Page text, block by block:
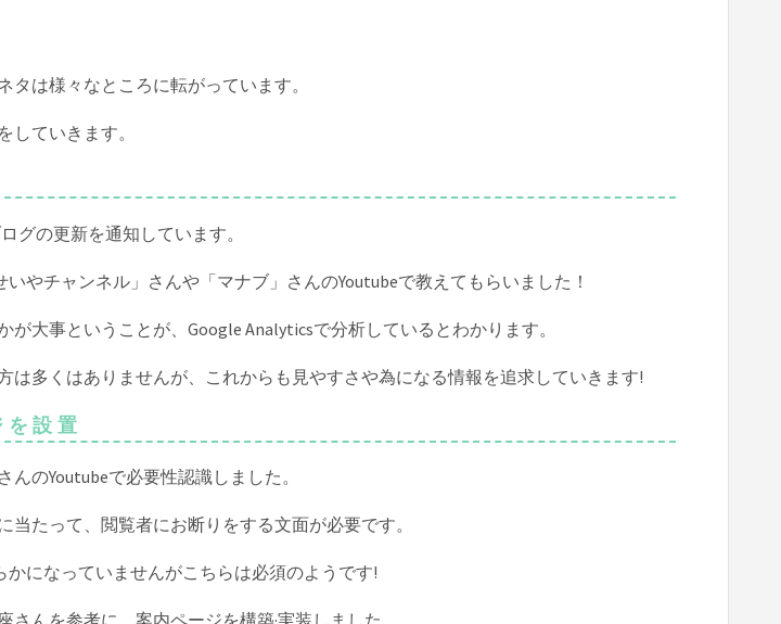
は様々なところに転がっています。
していきます。
グの更新を通知しています。
やチャンネル」さんや「マナブ」さんのYoutubeで教えてもらいました！
が大事ということが、Google Analyticsで分析しているとわかります。
は多くはありませんが、これからも見やすさや為になる情報を追求していきます!
設置
のYoutubeで必要性認識しました。
当たって、閲覧者にお断りをする文面が必要です。
かになっていませんがこちらは必須のようです!